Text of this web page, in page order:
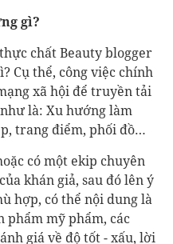
gì?
chất Beauty blogger
Cụ thể, công việc chính
xã hội để truyền tải
là: Xu hướng làm
trang điểm, phối đồ…
có một ekip chuyên
khán giả, sau đó lên ý
hợp, có thể nội dung là
phẩm mỹ phẩm, các
giá về độ tốt - xấu, lời